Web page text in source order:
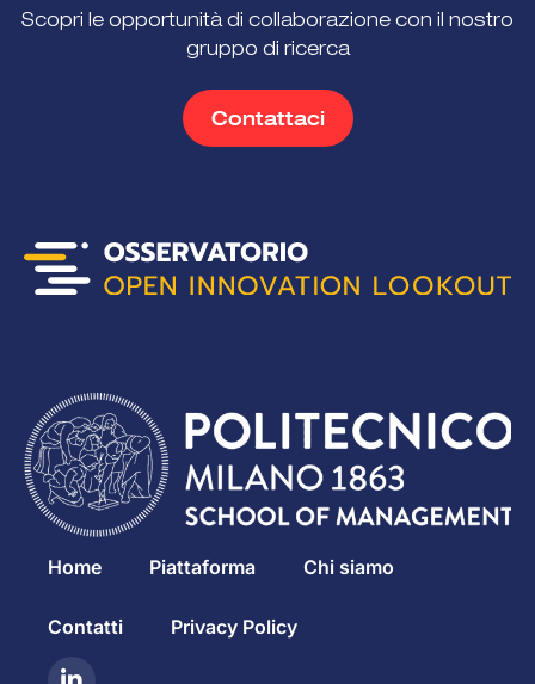
Scopri le opportunità di collaborazione con il nostro
gruppo di ricerca
Contattaci
Home Piattaforma Chi siamo
Contatti Privacy Policy